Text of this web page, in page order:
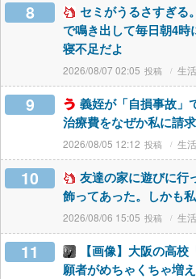
8
セミがうるさすぎる
で鳴き出して毎日朝4
寝不足だよ
2026/08/07 02:05 生活
9
義姪が「自損事故」
治療費をなぜか私に請
2026/08/05 12:12 生活
10
友達の家に遊びに行
飾ってあった。しかも
2026/08/06 15:05 生活
11
【画像】大阪の高
願者がめちゃくちゃ増え